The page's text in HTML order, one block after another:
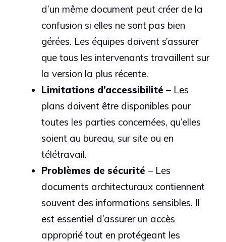
d’un même document peut créer de la
confusion si elles ne sont pas bien
gérées. Les équipes doivent s’assurer
que tous les intervenants travaillent sur
la version la plus récente.
Limitations d’accessibilité – Les
plans doivent être disponibles pour
toutes les parties concernées, qu’elles
soient au bureau, sur site ou en
télétravail.
Problèmes de sécurité – Les
documents architecturaux contiennent
souvent des informations sensibles. Il
est essentiel d’assurer un accès
approprié tout en protégeant les